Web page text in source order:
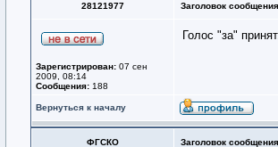
28121977 Заголовок
Зарегистрирован: 07 сен
2009, 08:14
Сообщения: 188
Голос "за"
Вернуться к началу
ФГСКО Заголовок